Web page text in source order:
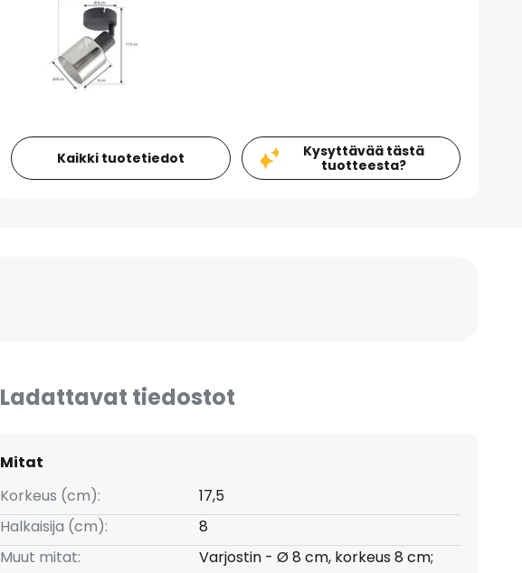
Kaikki tuotetiedot
Kysyttävää tästä
tuotteesta?
Ladattavat tiedostot
Mitat
Korkeus (cm):
17,5
Halkaisija (cm):
8
Muut mitat:
Varjostin - Ø 8 cm, korkeus 8 cm;